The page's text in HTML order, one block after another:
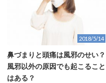
2018/5/14
鼻づまりと頭痛は風邪のせい？
風邪以外の原因でも起こること
はある？